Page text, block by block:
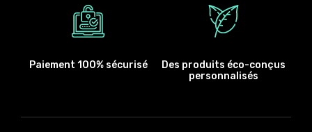
Paiement 100% sécurisé
Des produits éco-conçus
personnalisés